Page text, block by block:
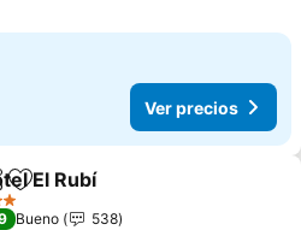
Ver precios
Agregar a favoritos
El Rubí
Bueno
538